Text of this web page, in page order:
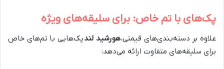
پک‌های با تم خاص: برای سلیقه‌های ویژه
علاوه بر دسته‌بندی‌های قیمتی،هورشید لندپک‌هایی با تم‌های خاص
برای سلیقه‌های متفاوت ارائه می‌دهد: